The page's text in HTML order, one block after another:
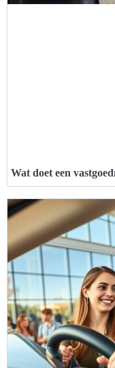
Wat doet een